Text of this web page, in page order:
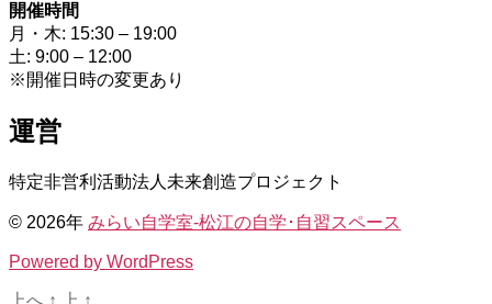
開催時間
月・木: 15:30 – 19:00
土: 9:00 – 12:00
※開催日時の変更あり
運営
特定非営利活動法人未来創造プロジェクト
© 2026年 みらい自学室-松江の自学･自習スペース
Powered by WordPress
上へ ↑ 上 ↑